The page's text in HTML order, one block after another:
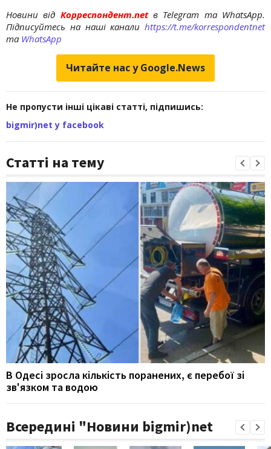
Новини від Корреспондент.netв Telegram та WhatsApp.
Підписуйтесь на наші канали https://t.me/korrespondentnet
та WhatsApp
Читайте нас у Google.News
Не пропусти інші цікаві статті, підпишись:
bigmir)net у facebook
Статті на тему
В Одесі зросла кількість поранених, є перебої зі
зв'язком та водою
Всередині "Новини bigmir)net